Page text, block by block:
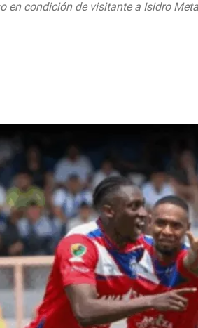
en condición de visitante a Isidro